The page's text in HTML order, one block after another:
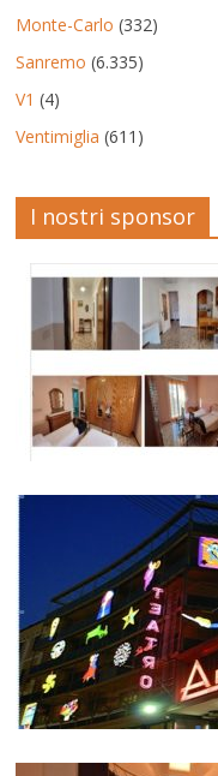
Monte-Carlo (332)
Sanremo (6.335)
V1 (4)
Ventimiglia (611)
I nostri sponsor